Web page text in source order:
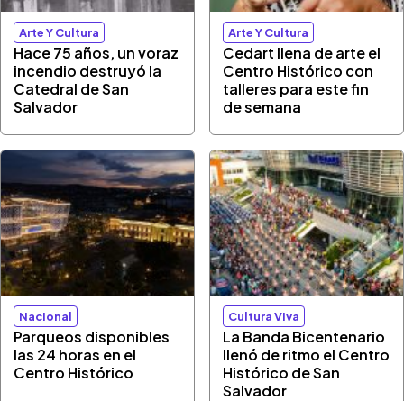
Arte Y Cultura
Hace 75 años, un voraz
incendio destruyó la
Catedral de San
Salvador
Arte Y Cultura
Cedart llena de arte el
Centro Histórico con
talleres para este fin
de semana
Nacional
Parqueos disponibles
las 24 horas en el
Centro Histórico
Cultura Viva
La Banda Bicentenario
llenó de ritmo el Centro
Histórico de San
Salvador